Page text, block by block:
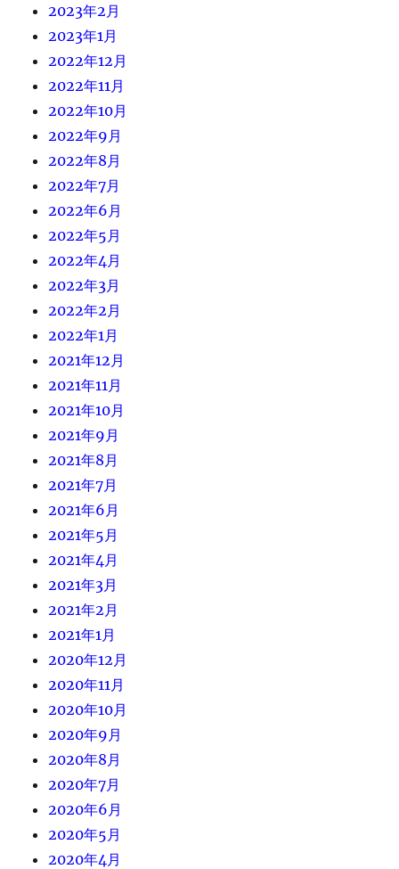
2023年2月
2023年1月
2022年12月
2022年11月
2022年10月
2022年9月
2022年8月
2022年7月
2022年6月
2022年5月
2022年4月
2022年3月
2022年2月
2022年1月
2021年12月
2021年11月
2021年10月
2021年9月
2021年8月
2021年7月
2021年6月
2021年5月
2021年4月
2021年3月
2021年2月
2021年1月
2020年12月
2020年11月
2020年10月
2020年9月
2020年8月
2020年7月
2020年6月
2020年5月
2020年4月